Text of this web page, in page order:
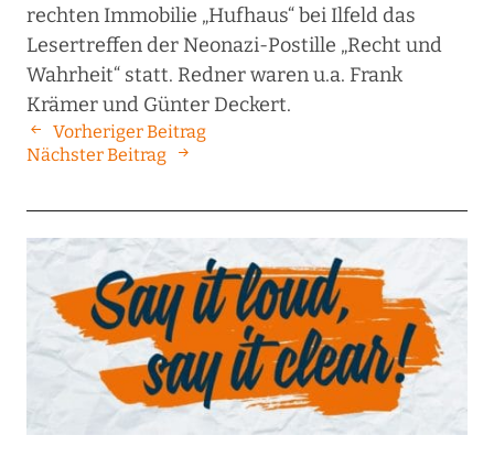
rechten Immobilie „Hufhaus“ bei Ilfeld das
Lesertreffen der Neonazi-Postille „Recht und
Wahrheit“ statt. Redner waren u.a. Frank
Krämer und Günter Deckert.
Vorheriger Beitrag
Nächster Beitrag